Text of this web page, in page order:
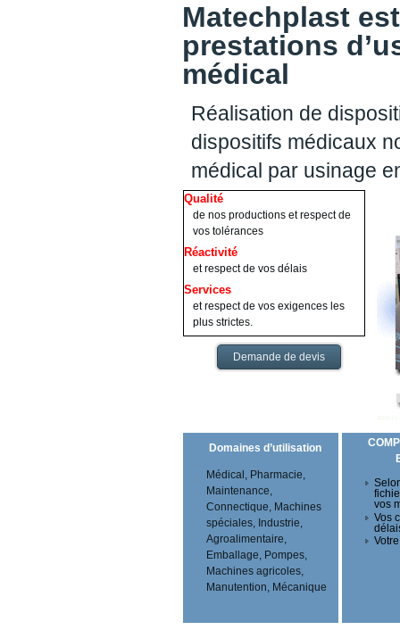
Matechplast
prestations
médical
Réalisation de
dispositifs médicaux
médical par usinage
Qualité
de nos productions et respect de
vos tolérances
Réactivité
et respect de vos délais
Services
et respect de vos exigences les
plus strictes.
Demande de devis
Domaines d’utilisation
Médical, Pharmacie,
Maintenance,
Connectique, Machines
spéciales, Industrie,
Agroalimentaire,
Emballage, Pompes,
Machines agricoles,
Manutention, Mécanique
vos
Vos